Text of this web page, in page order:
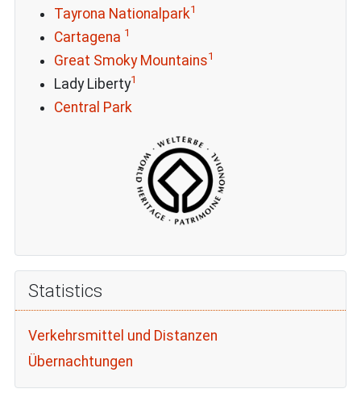
Tayrona Nationalpark1
Cartagena 1
Great Smoky Mountains1
Lady Liberty1
Central Park
Statistics
Verkehrsmittel und Distanzen
Übernachtungen